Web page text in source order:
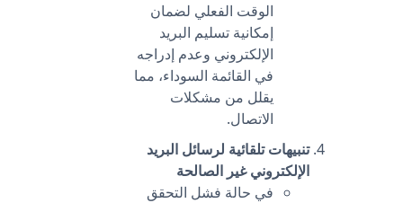
الوقت الفعلي لضمان
إمكانية تسليم البريد
الإلكتروني وعدم إدراجه
في القائمة السوداء، مما
يقلل من مشكلات
الاتصال.
تنبيهات تلقائية لرسائل البريد
الإلكتروني غير الصالحة
في حالة فشل التحقق